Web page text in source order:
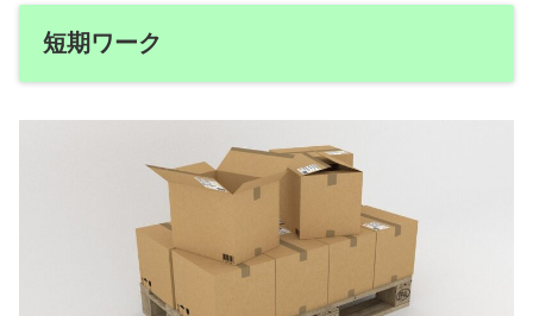
短期ワーク